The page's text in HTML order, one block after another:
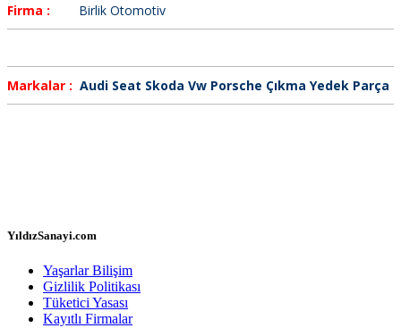
Firma : Birlik Otomotiv
Markalar : Audi Seat Skoda Vw Porsche Çıkma Yedek Parça
YıldızSanayi.com
Yaşarlar Bilişim
Gizlilik Politikası
Tüketici Yasası
Kayıtlı Firmalar